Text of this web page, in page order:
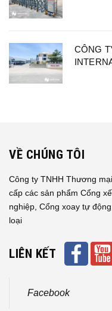
CÔNG
VỀ CHÚNG TÔI
Công ty TNHH Thương
cấp các sản phẩm Cổng
nghiệp, Cổng xoay tự
loại
LIÊN KẾT
Facebook